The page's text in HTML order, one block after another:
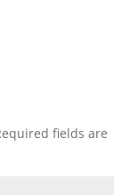
fields are